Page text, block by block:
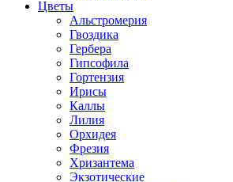
Цветы
Альстромерия
Гвоздика
Гербера
Гипсофила
Гортензия
Ирисы
Каллы
Лилия
Орхидея
Фрезия
Хризантема
Экзотические